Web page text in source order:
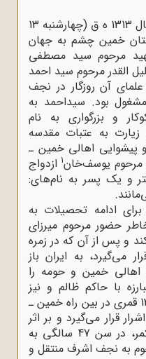
آیت‌الله پسندیده در 17 شوال سال 1313 ه‌ ق (چهارشنبه 13
شهرستان خمین چشم به جهان
مرحوم سید مصطفی
القدر مرحوم سید احمد
آن روزگار در نجف
بود. سیداحمد به
و بزرگواری به نام
به عتبات مقدسه
پیشوایی اهالی خمین ـ
مرحوم یوسف‌خان1 ازدواج
و یک پسر به نام‌های:
ادامه تحصیلات به
حضور مرحوم میرزای
و پس از آن که در زمره
می‌گیرد، به ایران باز
خمین و حومه را
با حاکم ظالم و نیز
خوانین منطقه در ذی‌الحجه 1320 قمری در بین راه خمین ـ
قرار می‌گیرد و بر اثر
اصابت چند گلوله به کتف و کمر، در سن 47 سالگی به
به نجف اشرف منتقل و